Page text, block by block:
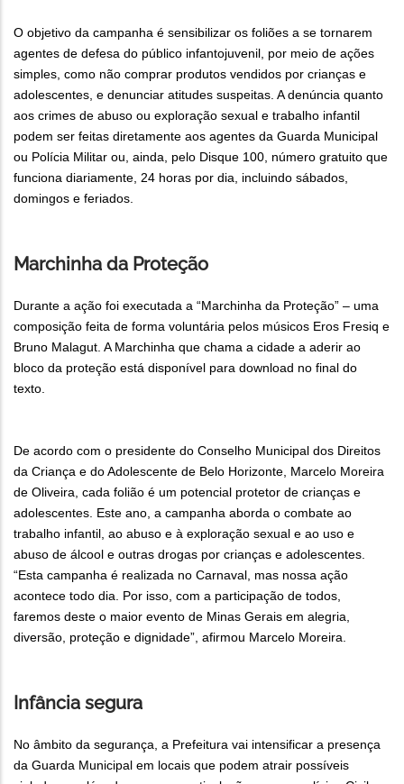
O objetivo da campanha é sensibilizar os foliões a se tornarem
agentes de defesa do público infantojuvenil, por meio de ações
simples, como não comprar produtos vendidos por crianças e
adolescentes, e denunciar atitudes suspeitas. A denúncia quanto
aos crimes de abuso ou exploração sexual e trabalho infantil
podem ser feitas diretamente aos agentes da Guarda Municipal
ou Polícia Militar ou, ainda, pelo Disque 100, número gratuito que
funciona diariamente, 24 horas por dia, incluindo sábados,
domingos e feriados.
Marchinha da Proteção
Durante a ação foi executada a “Marchinha da Proteção” – uma
composição feita de forma voluntária pelos músicos Eros Fresiq e
Bruno Malagut. A Marchinha que chama a cidade a aderir ao
bloco da proteção está disponível para download no final do
texto.
De acordo com o presidente do Conselho Municipal dos Direitos
da Criança e do Adolescente de Belo Horizonte, Marcelo Moreira
de Oliveira, cada folião é um potencial protetor de crianças e
adolescentes. Este ano, a campanha aborda o combate ao
trabalho infantil, ao abuso e à exploração sexual e ao uso e
abuso de álcool e outras drogas por crianças e adolescentes.
“Esta campanha é realizada no Carnaval, mas nossa ação
acontece todo dia. Por isso, com a participação de todos,
faremos deste o maior evento de Minas Gerais em alegria,
diversão, proteção e dignidade”, afirmou Marcelo Moreira.
Infância segura
No âmbito da segurança, a Prefeitura vai intensificar a presença
da Guarda Municipal em locais que podem atrair possíveis